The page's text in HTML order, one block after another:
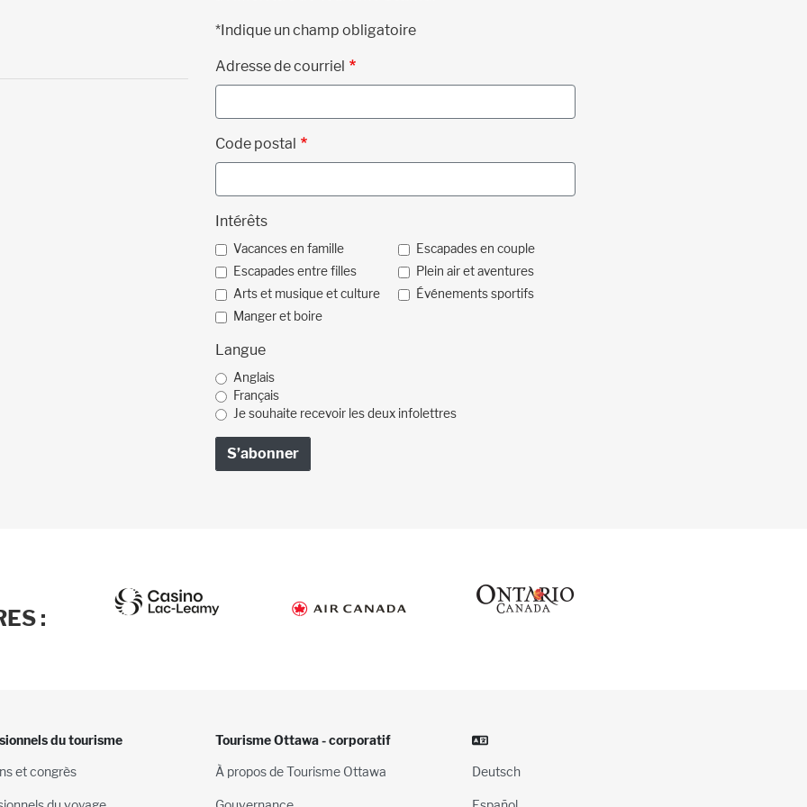
*Indique un champ obligatoire
Adresse de courriel
Code postal
Intérêts
Vacances en famille
Escapades en couple
Escapades entre filles
Plein air et aventures
Arts et musique et culture
Événements sportifs
Manger et boire
Langue
Anglais
Français
Je souhaite recevoir les deux infolettres
:
du tourisme
et congrès
Tourisme Ottawa - corporatif
À propos de Tourisme Ottawa Deutsch